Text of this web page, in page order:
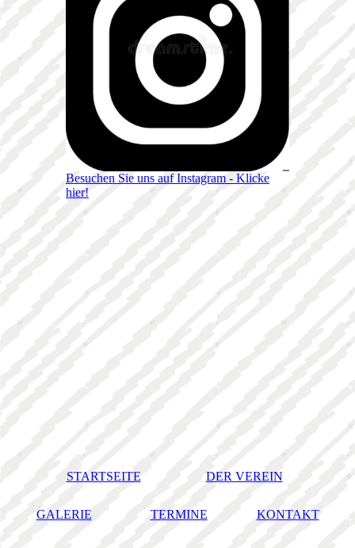
Besuchen Sie uns auf Instagram - Klicke
hier!
STARTSEITE DER VEREIN
GALERIE TERMINE KONTAKT